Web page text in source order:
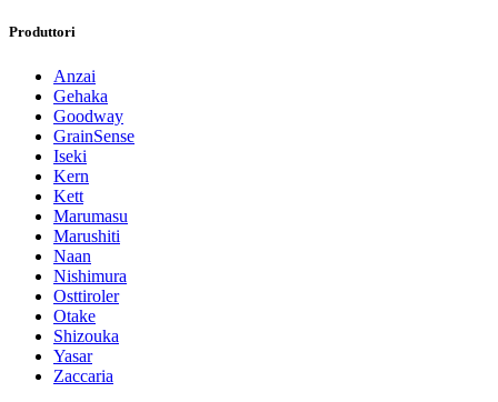
Produttori
Anzai
Gehaka
Goodway
GrainSense
Iseki
Kern
Kett
Marumasu
Marushiti
Naan
Nishimura
Osttiroler
Otake
Shizouka
Yasar
Zaccaria